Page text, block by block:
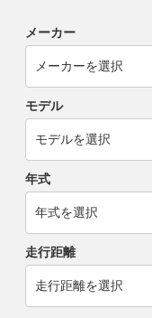
メーカー
モデル
年式
走行距離